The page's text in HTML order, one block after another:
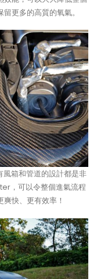
更多的高質的氧氣。
箱和管道的設計都是非
，可以令整個進氣流程
快、更有效率！